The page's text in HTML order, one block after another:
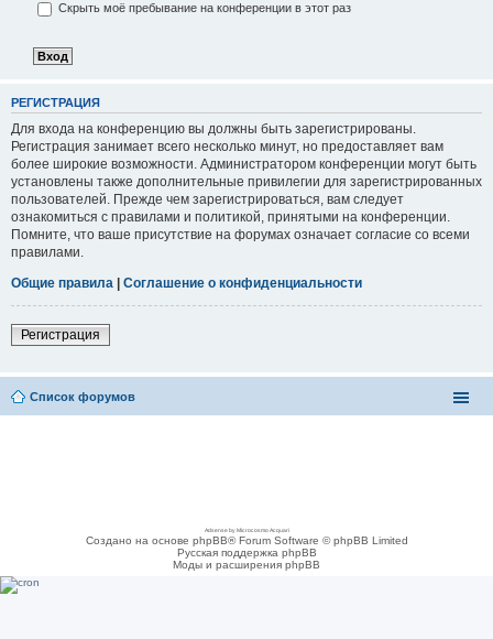
Скрыть моё пребывание на конференции в этот раз
РЕГИСТРАЦИЯ
Для входа на конференцию вы должны быть зарегистрированы.
Регистрация занимает всего несколько минут, но предоставляет вам
более широкие возможности. Администратором конференции могут быть
установлены также дополнительные привилегии для зарегистрированных
пользователей. Прежде чем зарегистрироваться, вам следует
ознакомиться с правилами и политикой, принятыми на конференции.
Помните, что ваше присутствие на форумах означает согласие со всеми
правилами.
Общие правила | Соглашение о конфиденциальности
Регистрация
Список форумов
Adsense by Microcosmo Acquari
Создано на основе phpBB® Forum Software © phpBB Limited
Русская поддержка phpBB
Моды и расширения phpBB